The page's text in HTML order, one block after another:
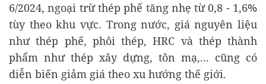
6/2024, ngoại trừ thép phế tăng nhẹ từ 0,8 - 1,6%
tùy theo khu vực. Trong nước, giá nguyên liệu
như thép phế, phôi thép, HRC và thép thành
phẩm như thép xây dựng, tôn mạ,... cũng có
diễn biến giảm giá theo xu hướng thế giới.